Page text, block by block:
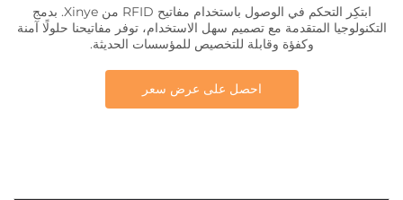
ابتكِر التحكم في الوصول باستخدام مفاتيح RFID من Xinye. بدمج
التكنولوجيا المتقدمة مع تصميم سهل الاستخدام، توفر مفاتيحنا حلولًا آمنة
وكفؤة وقابلة للتخصيص للمؤسسات الحديثة.
احصل على عرض سعر